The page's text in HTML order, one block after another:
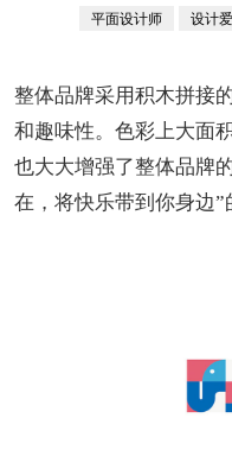
平面设计师 设计
整体品牌采用积木拼接
和趣味性。色彩上大面
也大大增强了整体品牌
在，将快乐带到你身边”